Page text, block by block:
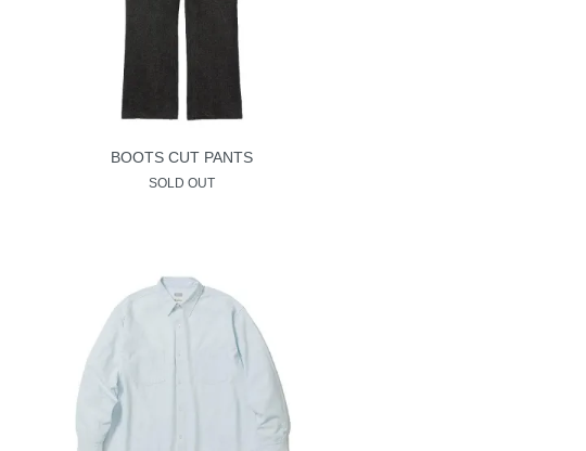
BOOTS CUT PANTS
SOLD OUT